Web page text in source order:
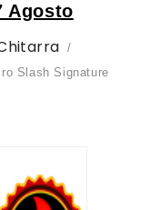
Agosto
Slash Signature